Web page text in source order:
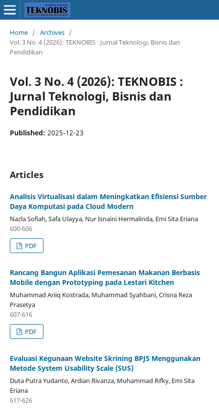
Home / Archives /
Vol. 3 No. 4 (2026): TEKNOBIS : Jurnal Teknologi, Bisnis dan
Pendidikan
Vol. 3 No. 4 (2026): TEKNOBIS :
Jurnal Teknologi, Bisnis dan
Pendidikan
Published: 2025-12-23
Articles
Analisis Virtualisasi dalam Meningkatkan Efisiensi Sumber
Daya Komputasi pada Cloud Modern
Nazla Sofiah, Safa Ulayya, Nur Isnaini Hermalinda, Emi Sita Eriana
600-606
PDF
Rancang Bangun Aplikasi Pemesanan Makanan Berbasis
Mobile dengan Prototyping pada Lestari Kitchen
Muhammad Ariiq Kostrada, Muhammad Syahbani, Crisna Reza
Prasetya
607-616
PDF
Evaluasi Kegunaan Website Skrining BPJS Menggunakan
Metode System Usability Scale (SUS)
Duta Putra Yudanto, Ardian Rivanza, Muhammad Rifky, Emi Sita
Eriana
617-626